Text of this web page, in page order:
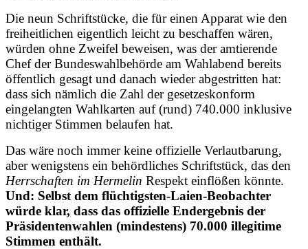
Die neun Schriftstücke, die für einen Apparat wie den
freiheitlichen eigentlich leicht zu beschaffen wären,
würden ohne Zweifel beweisen, was der amtierende
Chef der Bundeswahlbehörde am Wahlabend bereits
öffentlich gesagt und danach wieder abgestritten hat:
dass sich nämlich die Zahl der gesetzeskonform
eingelangten Wahlkarten auf (rund) 740.000 inklusive
nichtiger Stimmen belaufen hat.
Das wäre noch immer keine offizielle Verlautbarung,
aber wenigstens ein behördliches Schriftstück, das den
Herrschaften im Hermelin Respekt einflößen könnte.
Und: Selbst dem flüchtigsten-Laien-Beobachter
würde klar, dass das offizielle Endergebnis der
Präsidentenwahlen (mindestens) 70.000 illegitime
Stimmen enthält.